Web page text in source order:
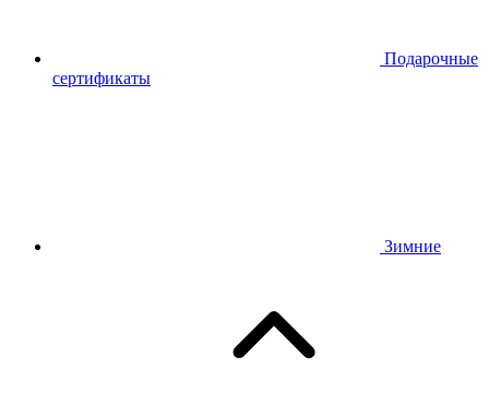
Подарочные
сертификаты
Зимние